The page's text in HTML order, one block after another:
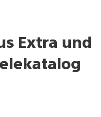
Extra und